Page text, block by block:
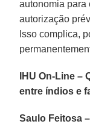
autonomia para
autorização
Isso complica,
IHU On-Line
entre índios e
Saulo Feitosa –